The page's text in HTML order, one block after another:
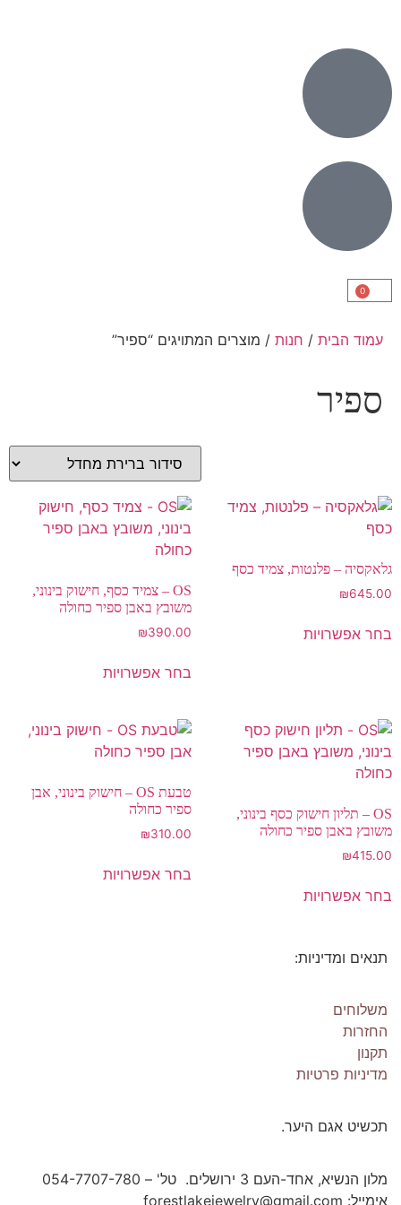
0
עמוד הבית / חנות / מוצרים המתויגים “ספיר”
ספיר
גלאקסיה – פלנטות, צמיד כסף
₪645.00
בחר אפשרויות
OS – צמיד כסף, חישוק בינוני,
משובץ באבן ספיר כחולה
₪390.00
בחר אפשרויות
OS – תליון חישוק כסף בינוני,
משובץ באבן ספיר כחולה
₪415.00
בחר אפשרויות
טבעת OS – חישוק בינוני, אבן
ספיר כחולה
₪310.00
בחר אפשרויות
Os Collection
New on Store
תנאים ומדיניות:
משלוחים
החזרות
תקנון
מדיניות פרטיות
תכשיט אגם היער.
אימייל: forestlakejewelry@gmail.com